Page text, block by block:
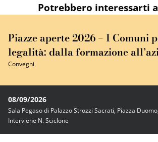
Potrebbero interessarti
Piazze aperte 2026 – I Comuni
legalità: dalla formazione
Convegni
08/09/2026
Sala Pegaso di Palazzo Strozzi Sacrati, Piazza
Interviene N. Sciclone